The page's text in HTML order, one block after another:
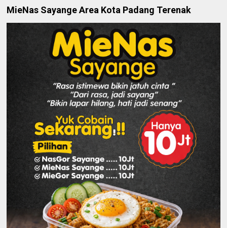
MieNas Sayange Area Kota Padang Terenak